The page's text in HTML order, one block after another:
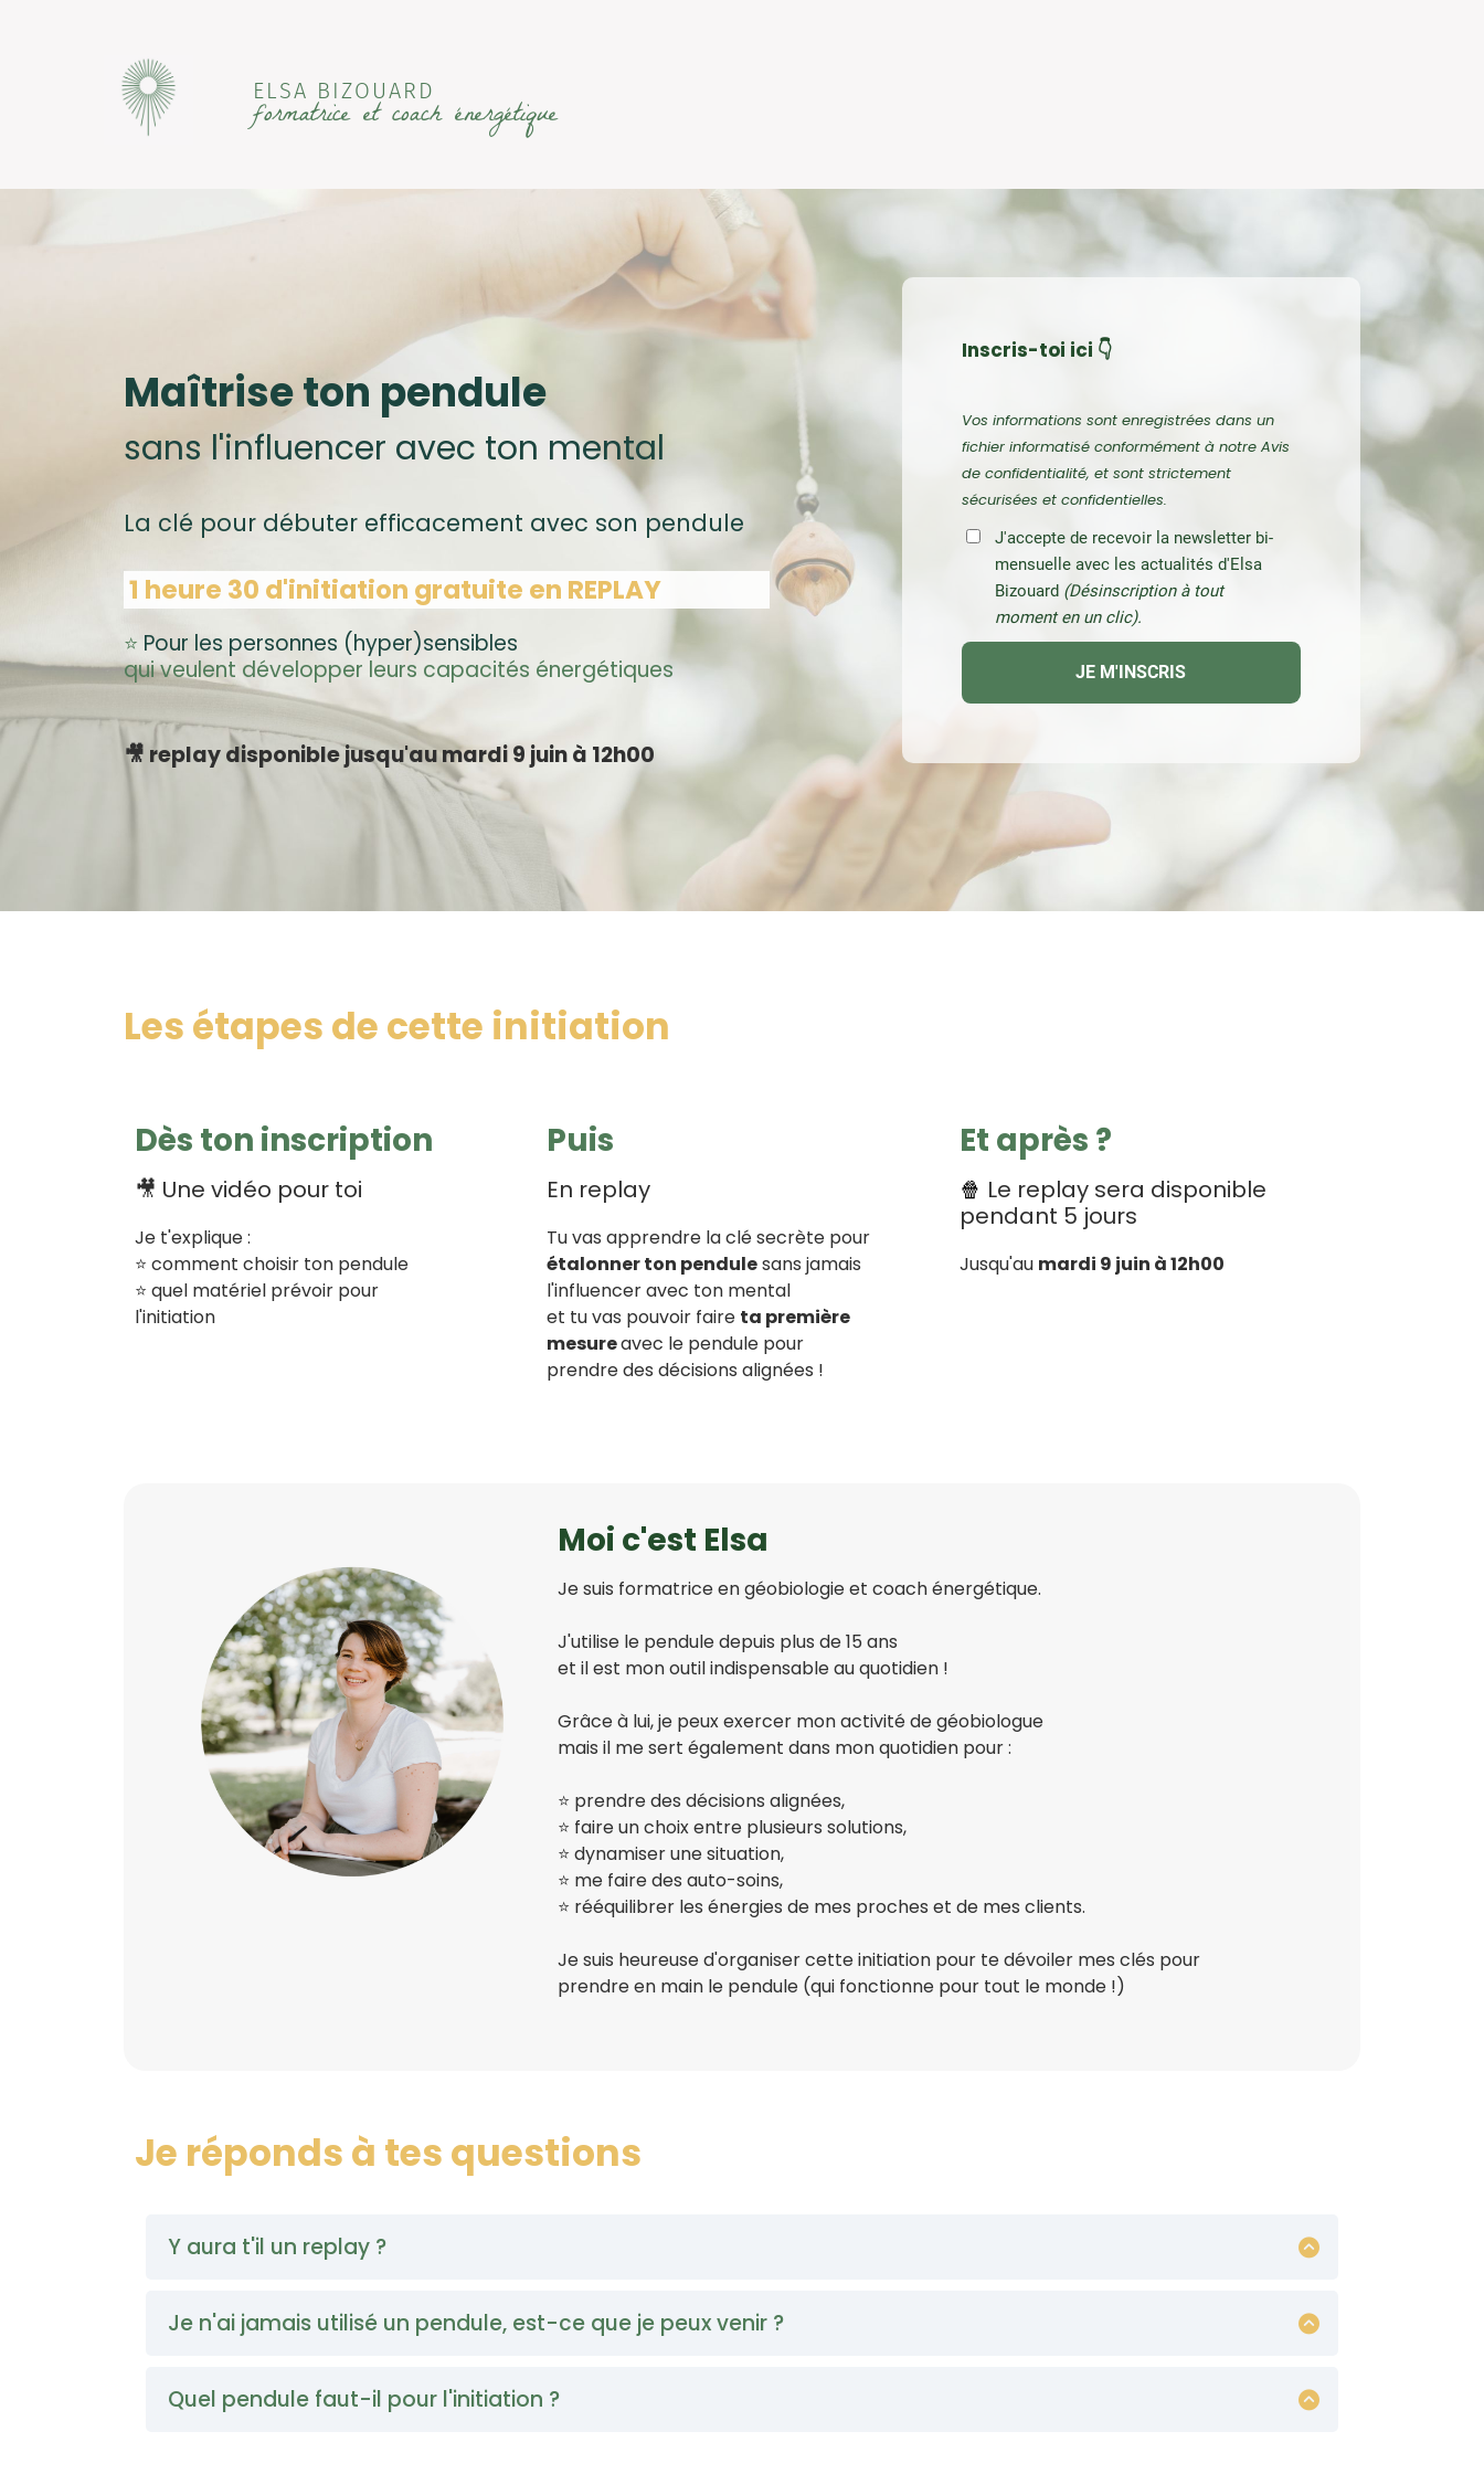
ELSA BIZOUARD
formatrice et coach énergétique
Maîtrise ton pendule
sans l'influencer avec ton mental
La clé pour débuter efficacement avec son pendule
1 heure 30 d'initiation gratuite en REPLAY
⭐️ Pour les personnes (hyper)sensibles
qui veulent développer leurs capacités énergétiques
🎥 replay disponible jusqu'au mardi 9 juin à 12h00
Inscris-toi ici 👇
Vos informations sont enregistrées dans un
fichier informatisé conformément à notre Avis
de confidentialité, et sont strictement
sécurisées et confidentielles.
J'accepte de recevoir la newsletter bi-
mensuelle avec les actualités d'Elsa
Bizouard (Désinscription à tout
moment en un clic).
JE M'INSCRIS
Les étapes de cette initiation
Dès ton inscription
🎥 Une vidéo pour toi
Je t'explique :
⭐️ comment choisir ton pendule
⭐️ quel matériel prévoir pour
l'initiation
Puis
En replay
Tu vas apprendre la clé secrète pour
étalonner ton pendulesans jamais
l'influencer avec ton mental
et tu vas pouvoir faire ta première
mesureavec le pendule pour
prendre des décisions alignées !
Et après ?
🍿 Le replay sera disponible
pendant 5 jours
Jusqu'au mardi 9 juin à 12h00
Moi c'est Elsa
Je suis formatrice en géobiologie et coach énergétique.
J'utilise le pendule depuis plus de 15 ans
et il est mon outil indispensable au quotidien !
Grâce à lui, je peux exercer mon activité de géobiologue
mais il me sert également dans mon quotidien pour :
⭐️ prendre des décisions alignées,
⭐️ faire un choix entre plusieurs solutions,
⭐️ dynamiser une situation,
⭐️ me faire des auto-soins,
⭐️ rééquilibrer les énergies de mes proches et de mes clients.
Je suis heureuse d'organiser cette initiation pour te dévoiler mes clés pour
prendre en main le pendule (qui fonctionne pour tout le monde !)
Je réponds à tes questions
Y aura t'il un replay ?
Je n'ai jamais utilisé un pendule, est-ce que je peux venir ?
Quel pendule faut-il pour l'initiation ?